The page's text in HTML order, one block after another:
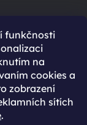
funkčnosti
na
cookies a
zobrazení
sítích
.